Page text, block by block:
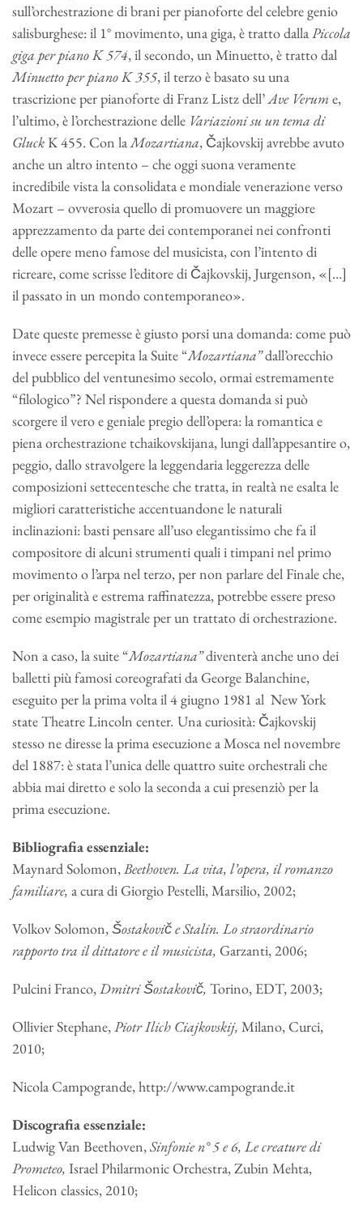
sull’orchestrazione di brani per pianoforte del celebre genio
salisburghese: il 1° movimento, una giga, è tratto dallaPiccola
giga per piano K 574, il secondo, un Minuetto, è tratto dal
Minuetto per piano K 355, il terzo è basato su una
trascrizione per pianoforte di Franz Listz dell’Ave Verume,
l’ultimo, è l’orchestrazione delle Variazioni su un tema di
GluckK 455. Con laMozartiana, Čajkovskij avrebbe avuto
anche un altro intento – che oggi suona veramente
incredibile vista la consolidata e mondiale venerazione verso
Mozart – ovverosia quello di promuovere un maggiore
apprezzamento da parte dei contemporanei nei confronti
delle opere meno famose del musicista, con l’intento di
ricreare, come scrisse l’editore di Čajkovskij, Jurgenson, «[…]
il passato in un mondo contemporaneo».
Date queste premesse è giusto porsi una domanda: come può
invece essere percepita la Suite “Mozartiana”dall’orecchio
del pubblico del ventunesimo secolo, ormai estremamente
“filologico”? Nel rispondere a questa domanda si può
scorgere il vero e geniale pregio dell’opera: la romantica e
piena orchestrazione tchaikovskijana, lungi dall’appesantire o,
peggio, dallo stravolgere la leggendaria leggerezza delle
composizioni settecentesche che tratta, in realtà ne esalta le
migliori caratteristiche accentuandone le naturali
inclinazioni: basti pensare all’uso elegantissimo che fa il
compositore di alcuni strumenti quali i timpani nel primo
movimento o l’arpa nel terzo, per non parlare del Finale che,
per originalità e estrema raffinatezza, potrebbe essere preso
come esempio magistrale per un trattato di orchestrazione.
Non a caso, la suite “Mozartiana”diventerà anche uno dei
balletti più famosi coreografati da George Balanchine,
eseguito per la prima volta il 4 giugno 1981 al New York
state Theatre Lincoln center. Una curiosità: Čajkovskij
stesso ne diresse la prima esecuzione a Mosca nel novembre
del 1887: è stata l’unica delle quattro suite orchestrali che
abbia mai diretto e solo la seconda a cui presenziò per la
prima esecuzione.
Bibliografia essenziale:
Maynard Solomon,Beethoven. La vita, l’opera, il romanzo
familiare, a cura di Giorgio Pestelli, Marsilio, 2002;
Volkov Solomon,Šostakovič e Stalin. Lo straordinario
rapporto tra il dittatore e il musicista, Garzanti, 2006;
Pulcini Franco,Dmitri Šostakovič, Torino, EDT, 2003;
Ollivier Stephane,Piotr Ilich Ciajkovskij, Milano, Curci,
2010;
Nicola Campogrande, http://www.campogrande.it
Discografia essenziale:
Ludwig Van Beethoven,Sinfonie n° 5 e 6, Le creature di
Prometeo, Israel Philarmonic Orchestra, Zubin Mehta,
Helicon classics, 2010;